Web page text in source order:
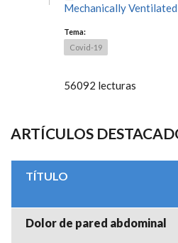
Mechanically
Tema:
Covid-19
56092 lecturas
ARTÍCULOS
TÍTULO
Dolor de pared abdominal